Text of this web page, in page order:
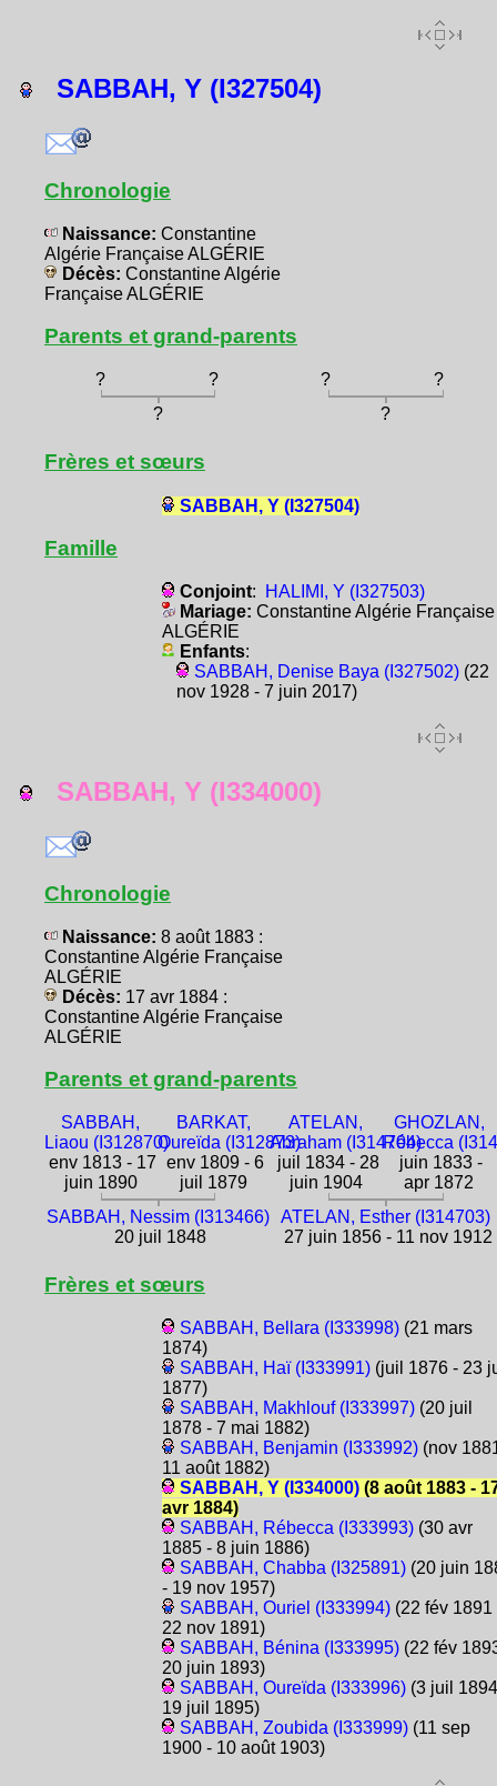
SABBAH, Y (I327504)
Chronologie
Naissance: Constantine
Algérie Française ALGÉRIE
Décès: Constantine Algérie
Française ALGÉRIE
Parents et grand-parents
? ? ?
?
?
?
Frères et sœurs
SABBAH, Y (I327504)
Famille
Conjoint:
HALIMI, Y (I327503)
Mariage: Constantine Algérie Française
ALGÉRIE
Enfants:
SABBAH, Denise Baya (I327502)(22
nov 1928 - 7 juin 2017)
SABBAH, Y (I334000)
Chronologie
Naissance: 8 août 1883 :
Constantine Algérie Française
ALGÉRIE
Décès: 17 avr 1884 :
Constantine Algérie Française
ALGÉRIE
Parents et grand-parents
SABBAH,
Liaou (I312870)
env 1813 - 17
juin 1890
BARKAT,
Oureïda (I312873)
env 1809 - 6
juil 1879
ATELAN,
Abraham (I314704)
juil 1834 - 28
juin 1904
GHOZLAN,
Rébecca
juin 1833 -
apr 1872
SABBAH, Nessim (I313466)
20 juil 1848
ATELAN, Esther (I314703)
27 juin 1856 - 11 nov 1912
Frères et sœurs
SABBAH, Bellara (I333998)(21 mars
1874)
SABBAH, Haï (I333991)(juil 1876 - 23
1877)
SABBAH, Makhlouf (I333997)(20 juil
1878 - 7 mai 1882)
SABBAH, Benjamin (I333992)(nov
11 août 1882)
SABBAH, Y (I334000)(8 août 1883 -
avr 1884)
SABBAH, Rébecca (I333993)(30 avr
1885 - 8 juin 1886)
SABBAH, Chabba (I325891)(20 juin
- 19 nov 1957)
SABBAH, Ouriel (I333994)(22 fév 1891
22 nov 1891)
SABBAH, Bénina (I333995)(22 fév
20 juin 1893)
SABBAH, Oureïda (I333996)(3 juil
19 juil 1895)
SABBAH, Zoubida (I333999)(11 sep
1900 - 10 août 1903)